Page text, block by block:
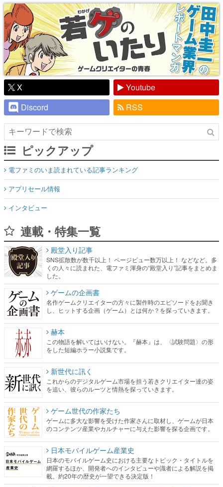
り】
X
Youtube
Discord
RSS
ピックアップ
電ファミのいま読まれている記事ランキング
アプリセール情報
インタビュー
連載・特集一覧
殿堂入り記事
SNS拡散数が数千以上！ ページビュー数万以上！ などなど。多
くの人々に読まれた、電ファミ渾身の“殿堂入り”記事をまとめま
した。
ゲームの企画書
名作ゲームクリエイターの方々に製作時のエピソードをお聞き
し、ヒットする企画（ゲーム）とは何か？を探っていきます。
赫本
この物語を解いてはいけない。『赫本』は、〈試験問題〉の形
をした短編ホラー小説集です。
新世代に訊く
これからのデジタルゲーム市場を担う若きクリエイター達の姿
を追い、彼らのルーツと情熱を探っていきます。
ゲーム世代の作家たち
ゲームに多大な影響を受けた作家さんに取材し、ゲームが日本
のコンテンツ産業やカルチャーに与えた影響を探る企画です。
日本モバイルゲーム産業史
日本のモバイルゲーム史における主要なトピック・タイトルを
網羅するほか、開発者へのインタビューや識者による解説を掲
載。約20年の歴史が一望できる決定版！